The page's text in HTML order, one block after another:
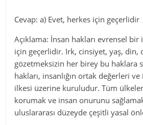
Cevap: a) Evet, herkes için geçerlidir
Açıklama: İnsan hakları evrensel
için geçerlidir. Irk, cinsiyet, yaş, din,
gözetmeksizin her birey bu haklara
hakları, insanlığın ortak değerleri
ilkesi üzerine kuruludur. Tüm
korumak ve insan onurunu
uluslararası düzeyde çeşitli yasal